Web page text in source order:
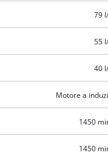
79
55
40
Motore a
1450
1450